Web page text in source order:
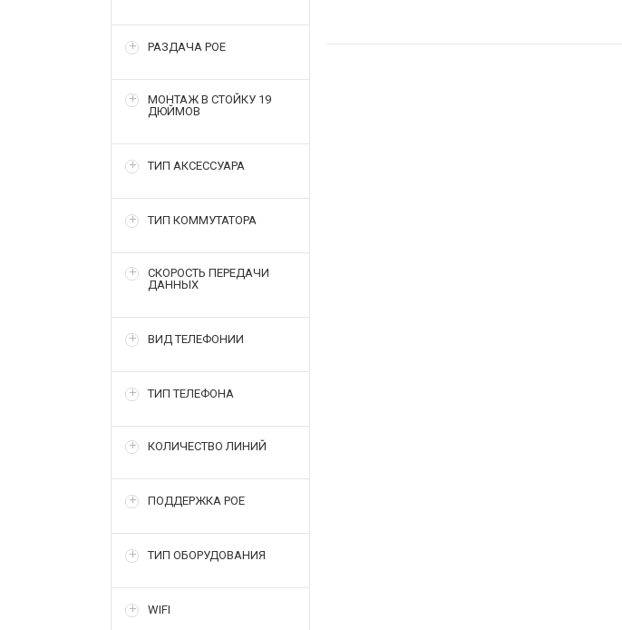
РАЗДАЧА POE
МОНТАЖ В СТОЙКУ 19
ДЮЙМОВ
ТИП АКСЕССУАРА
ТИП КОММУТАТОРА
СКОРОСТЬ ПЕРЕДАЧИ
ДАННЫХ
ВИД ТЕЛЕФОНИИ
ТИП ТЕЛЕФОНА
КОЛИЧЕСТВО ЛИНИЙ
ПОДДЕРЖКА POE
ТИП ОБОРУДОВАНИЯ
WIFI